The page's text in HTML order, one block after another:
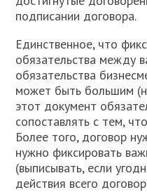
подписании договора.
Единственное, что
обязательства между
обязательства
может быть большим
этот документ
сопоставлять с тем,
Более того, договор
нужно фиксировать
(выписывать, если
действия всего